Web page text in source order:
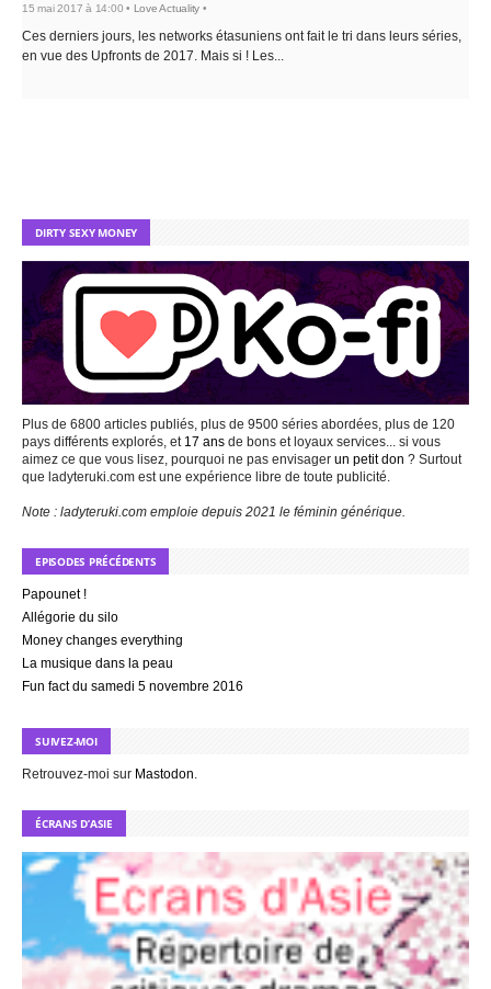
15 mai 2017 à 14:00 • Love Actuality •
Ces derniers jours, les networks étasuniens ont fait le tri dans leurs séries,
en vue des Upfronts de 2017. Mais si ! Les...
DIRTY SEXY MONEY
Plus de 6800 articles publiés, plus de 9500 séries abordées, plus de 120
pays différents explorés, et 17 ans de bons et loyaux services... si vous
aimez ce que vous lisez, pourquoi ne pas envisager un petit don ? Surtout
que ladyteruki.com est une expérience libre de toute publicité.
Note : ladyteruki.com emploie depuis 2021 le féminin générique.
EPISODES PRÉCÉDENTS
Papounet !
Allégorie du silo
Money changes everything
La musique dans la peau
Fun fact du samedi 5 novembre 2016
SUIVEZ-MOI
Retrouvez-moi sur Mastodon
ÉCRANS D’ASIE